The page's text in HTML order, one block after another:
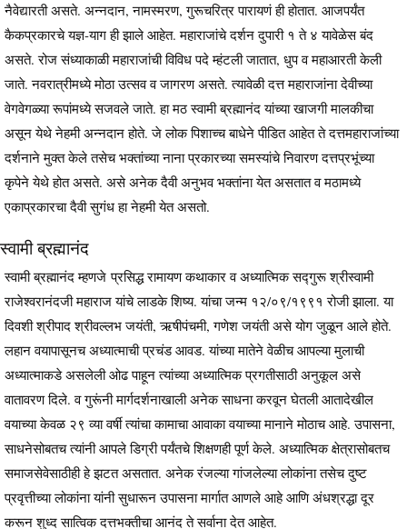
नैवेद्यारती असते. अन्नदान, नामस्मरण, गुरूचरित्र पारायणं ही होतात. आजपर्यंत
कैकप्रकारचे यज्ञ-याग ही झाले आहेत. महाराजांचे दर्शन दुपारी १ ते ४ यावेळेस बंद
असते. रोज संध्याकाळी महाराजांची विविध पदे म्हंटली जातात, धुप व महाआरती केली
जाते. नवरात्रीमध्ये मोठा उत्सव व जागरण असते. त्यावेळी दत्त महाराजांना देवीच्या
वेगवेगळ्या रूपांमध्ये सजवले जाते. हा मठ स्वामी ब्रह्मानंद यांच्या खाजगी मालकीचा
असून येथे नेहमी अन्नदान होते. जे लोक पिशाच्च बाधेने पीडित आहेत ते दत्तमहाराजांच्या
दर्शनाने मुक्त केले तसेच भक्तांच्या नाना प्रकारच्या समस्यांचे निवारण दत्तप्रभूंच्या
कृपेने येथे होत असते. असे अनेक दैवी अनुभव भक्तांना येत असतात व मठामध्ये
एकाप्रकारचा दैवी सुगंध हा नेहमी येत असतो.
स्वामी ब्रह्मानंद
स्वामी ब्रह्मानंद म्हणजे प्रसिद्ध रामायण कथाकार व अध्यात्मिक सद्गुरू श्रीस्वामी
राजेश्वरानंदजी महाराज यांचे लाडके शिष्य. यांचा जन्म १२/०९/१९९१ रोजी झाला. या
दिवशी श्रीपाद श्रीवल्लभ जयंती, ऋषीपंचमी, गणेश जयंती असे योग जुळून आले होते.
लहान वयापासूनच अध्यात्माची प्रचंड आवड. यांच्या मातेने वेळीच आपल्या मुलाची
अध्यात्माकडे असलेली ओढ पाहून त्यांच्या अध्यात्मिक प्रगतीसाठी अनुकूल असे
वातावरण दिले. व गुरूंनी मार्गदर्शनाखाली अनेक साधना करवून घेतली आतादेखील
वयाच्या केवळ २९ व्या वर्षी त्यांचा कामाचा आवाका वयाच्या मानाने मोठाच आहे. उपासना,
साधनेसोबतच त्यांनी आपले डिग्री पर्यंतचे शिक्षणही पूर्ण केले. अध्यात्मिक क्षेत्रासोबतच
समाजसेवेसाठीही हे झटत असतात. अनेक रंजल्या गांजलेल्या लोकांना तसेच दुष्ट
प्रवृत्तीच्या लोकांना यांनी सुधारून उपासना मार्गात आणले आहे आणि अंधश्रद्धा दूर
करून शुध्द सात्विक दत्तभक्तीचा आनंद ते सर्वाना देत आहेत.